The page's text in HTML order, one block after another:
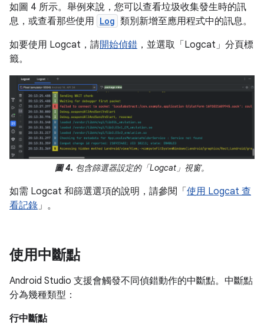
如圖 4 所示。舉例來說，您可以查看垃圾收集發生時的訊
息，或查看那些使用 Log 類別新增至應用程式中的訊息。
如要使用 Logcat，請開始偵錯 ，並選取「Logcat」分頁標
籤。
圖 4. 包含篩選器設定的「Logcat」視窗。
如需 Logcat 和篩選選項的說明，請參閱「使用 Logcat 查
看記錄 」。
使用中斷點
Android Studio 支援會觸發不同偵錯動作的中斷點。中斷點
分為幾種類型：
行中斷點